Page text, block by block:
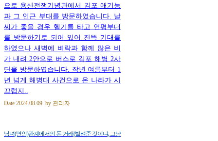
으로 용산전쟁기념관에서 김포 애기능
과 그 인근 부대를 방문하였습니다. 날
씨가 좋을 경우 헬기를 타고 연평부대
를 방문하기로 되어 있어 잔뜩 기대를
하였으나 새벽에 벼락과 함께 많은 비
가 내려 2안으로 버스로 김포 해병 2사
단을 방문하였습니다. 작년 여름부터 1
년 넘게 해병대 사건으로 온 나라가 시
끄럽지..
Date 2024.08.09 by 관리자
남녀(연인)관계에서의 돈 거래(빌려준 것이냐, 그냥